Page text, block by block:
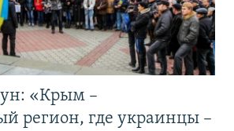
«Крым –
регион, где украинцы –